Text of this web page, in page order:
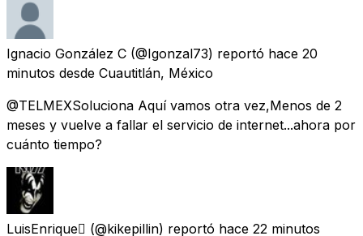
Ignacio González C (@Igonzal73) reportó hace 20
minutos desde Cuautitlán, México
@TELMEXSoluciona Aquí vamos otra vez,Menos de 2
meses y vuelve a fallar el servicio de internet...ahora por
cuánto tiempo?
LuisEnrique (@kikepillin) reportó hace 22 minutos